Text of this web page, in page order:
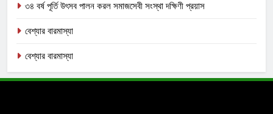
৩৪ বর্ষ পূর্তি উৎসব পালন করল সমাজসেবী সংস্থা দক্ষিণী প্রয়াস
বেশ্যার বারমাস্যা
বেশ্যার বারমাস্যা